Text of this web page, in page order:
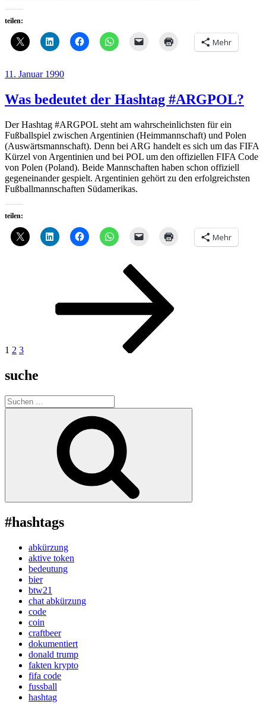
teilen:
Mehr
Veröffentlicht
11. Januar 1990
Was bedeutet der Hashtag #ARGPOL?
Der Hashtag #ARGPOL steht am wahrscheinlichsten für ein
Fußballspiel zwischen Argentinien (Heimmannschaft) und Polen
(Auswärtsmannschaft). Denn bei ARG handelt es sich um das FIFA
Kürzel von Argentinien und bei POL um den offiziellen FIFA Code
von Polen (Poland). Beide Mannschaften haben schon offiziell
gegeneinander gespielt. Argentinien gehört zu den erfolgreichsten
Fußballmannschaften Südamerikas.
teilen:
Mehr
Seitennummerierung
Beiträge
1 2 3
suche
Suche
nach:
#hashtags
abkürzung
aktive token
bedeutung
bier
btw21
chat abkürzung
code
coin
craftbeer
dokumentiert
donald trump
fakten krypto
fifa code
fussball
hashtag